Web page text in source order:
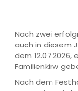
Nach zwei
auch in diesem
dem
Familienkirw
Nach dem